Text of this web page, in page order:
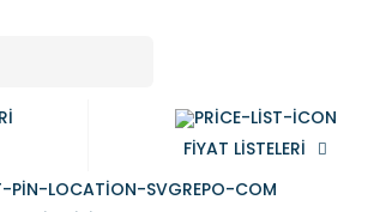
FIYAT LISTELERI